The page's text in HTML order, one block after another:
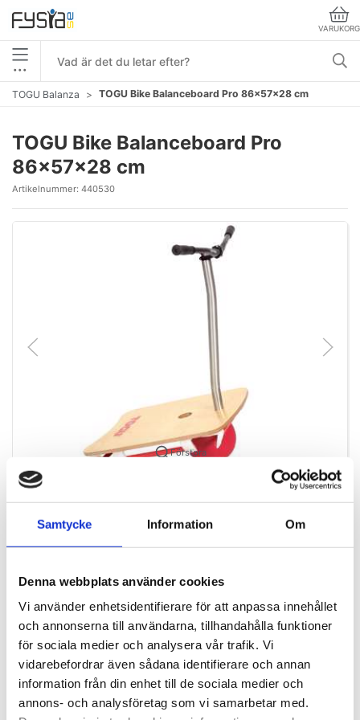
Samtycke Information Om
Denna webbplats använder cookies
Vi använder enhetsidentifierare för att anpassa innehållet
och annonserna till användarna, tillhandahålla funktioner
för sociala medier och analysera vår trafik. Vi
vidarebefordrar även sådana identifierare och annan
information från din enhet till de sociala medier och
annons- och analysföretag som vi samarbetar med.
VARUKORG
•••
TOGU Balanza TOGU Bike Balanceboard Pro 86x57x28 cm
TOGU Bike Balanceboard Pro
86x57x28 cm
Artikelnummer: 440530
Förstora
SEK 5 357,50 / St.
Lägg i varukorg
Balanceboard Pro Bike fra Togu